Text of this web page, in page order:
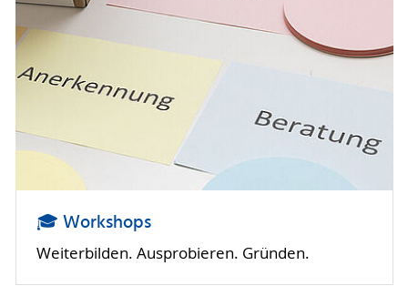
🎓 Workshops
Weiterbilden. Ausprobieren. Gründen.